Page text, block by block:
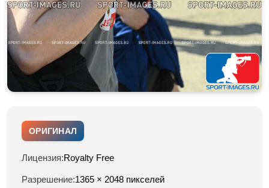
ОРИГИНАЛ
Лицензия:Royalty Free
Разрешение:1365 × 2048 пикселей